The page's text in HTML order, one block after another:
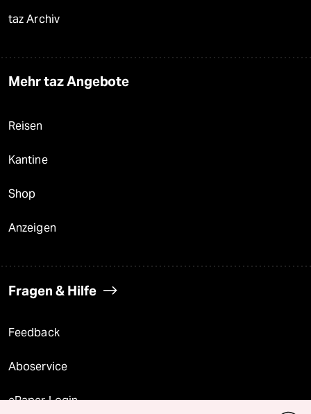
taz Archiv
Mehr taz Angebote
Reisen
Kantine
Shop
Anzeigen
Fragen & Hilfe
Feedback
Aboservice
ePaper Login